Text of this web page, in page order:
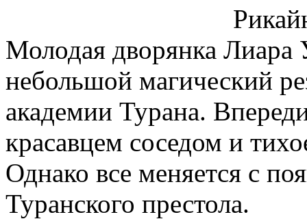
Молодая дворянка Лиара
небольшой магический
академии Турана.
красавцем соседом и
Однако все меняется с
Туранского престола.